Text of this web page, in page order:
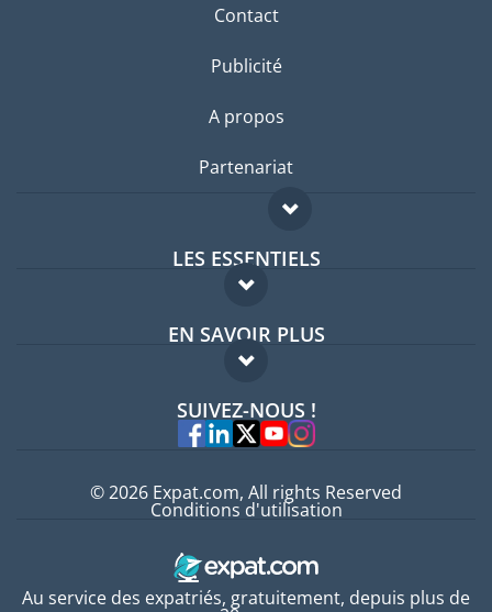
Contact
Publicité
A propos
Partenariat
LES ESSENTIELS
Forum expatriés
Guides pays
EN SAVOIR PLUS
FAQ
Experts
SUIVEZ-NOUS !
Au service des expatriés, gratuitement, depuis plus de
© 2026 Expat.com, All rights Reserved
Conditions d'utilisation